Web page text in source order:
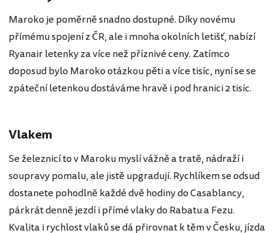
Maroko je poměrně snadno dostupné. Díky novému
přímému spojení z ČR, ale i mnoha okolních letišť, nabízí
Ryanair letenky za více než příznivé ceny. Zatímco
doposud bylo Maroko otázkou pěti a více tisíc, nyní se se
zpáteční letenkou dostáváme hravě i pod hranici 2 tisíc.
Vlakem
Se železnicí to v Maroku myslí vážně a tratě, nádraží i
soupravy pomalu, ale jistě upgradují. Rychlíkem se odsud
dostanete pohodlně každé dvě hodiny do Casablancy,
párkrát denně jezdí i přímé vlaky do Rabatu a Fezu.
Kvalita i rychlost vlaků se dá přirovnat k těm v Česku, jízda